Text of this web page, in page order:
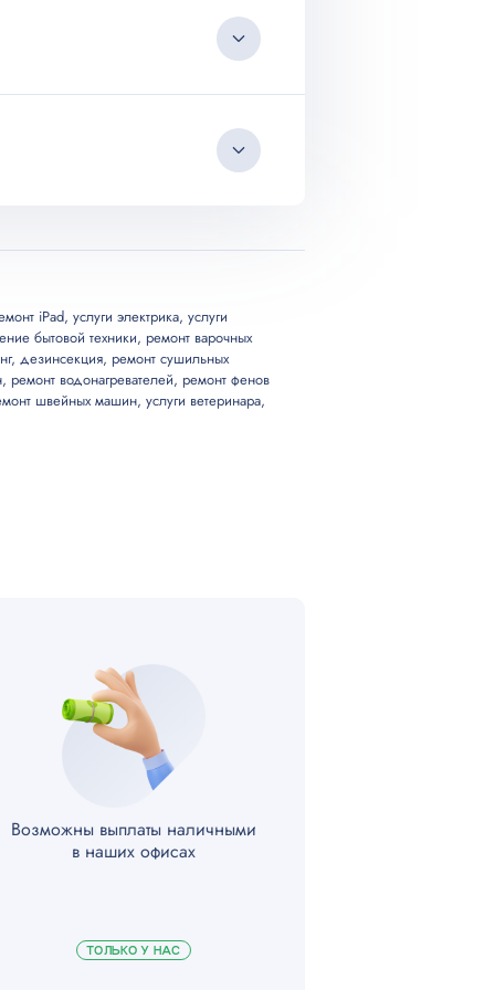
Цена, от
200
500
iPad, услуги электрика, услуги
бытовой техники, ремонт варочных
, дезинсекция, ремонт сушильных
, ремонт водонагревателей, ремонт фенов
швейных машин, услуги ветеринара,
Возможны выплаты наличными
в наших офисах
ТОЛЬКО У НАС